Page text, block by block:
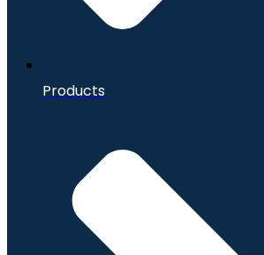
Products